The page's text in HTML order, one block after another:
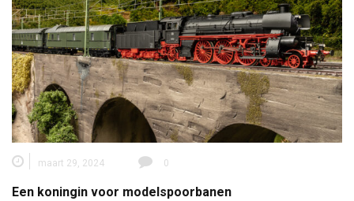
maart 29, 2024 0
Een koningin voor modelspoorbanen